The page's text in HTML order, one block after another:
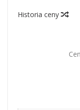
Historia ceny